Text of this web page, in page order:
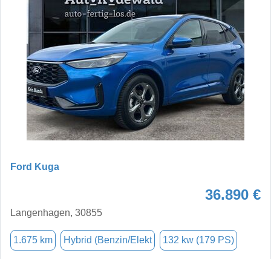
Ford Kuga
36.890 €
Langenhagen, 30855
1.675 km Hybrid (Benzin/Elekt 132 kw (179 PS)